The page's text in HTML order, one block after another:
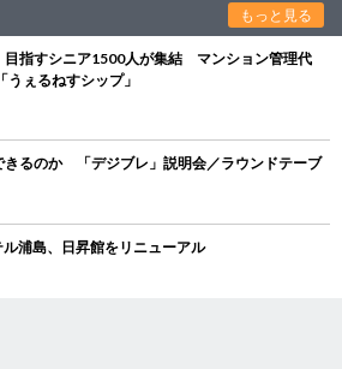
もっと見る
目指すシニア1500人が集結 マンション管理代
うぇるねすシップ」
きるのか 「デジブレ」説明会／ラウンドテーブ
浦島、日昇館をリニューアル